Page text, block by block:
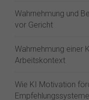
Wahrnehmung und
vor Gericht
Wahrnehmung einer
Arbeitskontext
Wie KI Motivation
Empfehlungssysteme